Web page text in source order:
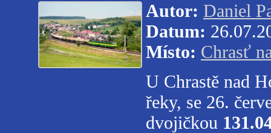
Autor: Daniel
Datum:
Místo: Chrasť
U Chrastě nad
řeky, se 26.
dvojičkou